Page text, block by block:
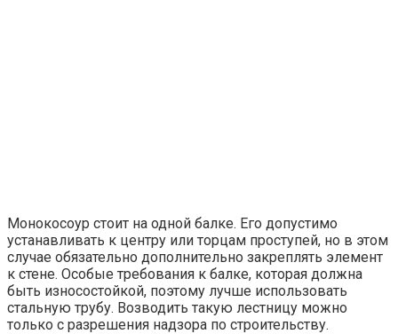
Монокосоур стоит на одной балке. Его допустимо
устанавливать к центру или торцам проступей, но в этом
случае обязательно дополнительно закреплять элемент
к стене. Особые требования к балке, которая должна
быть износостойкой, поэтому лучше использовать
стальную трубу. Возводить такую лестницу можно
только с разрешения надзора по строительству.